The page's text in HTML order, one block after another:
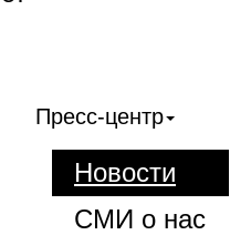
Пресс-центр
Новости
СМИ о нас